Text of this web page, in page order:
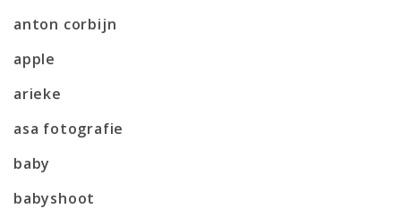
anton corbijn
apple
arieke
asa fotografie
baby
babyshoot